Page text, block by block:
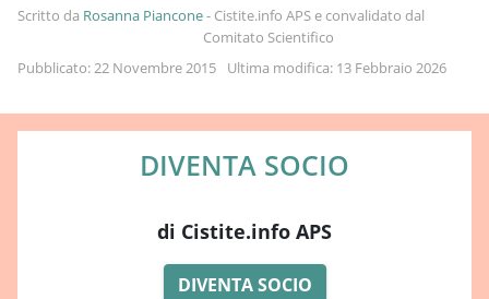
Scritto da Rosanna Piancone- Cistite.info APS e convalidato dal
Comitato Scientifico
Pubblicato: 22 Novembre 2015
Ultima modifica: 13 Febbraio 2026
DIVENTA SOCIO
di Cistite.info APS
DIVENTA SOCIO